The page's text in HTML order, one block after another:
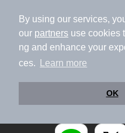
By using our services,
our partners use cookies
ng and enhance your
ces.
Learn more
OK
月間温泉ランキング
ニフティ温泉公式
おトク情報やク